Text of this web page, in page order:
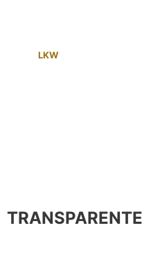
LKW